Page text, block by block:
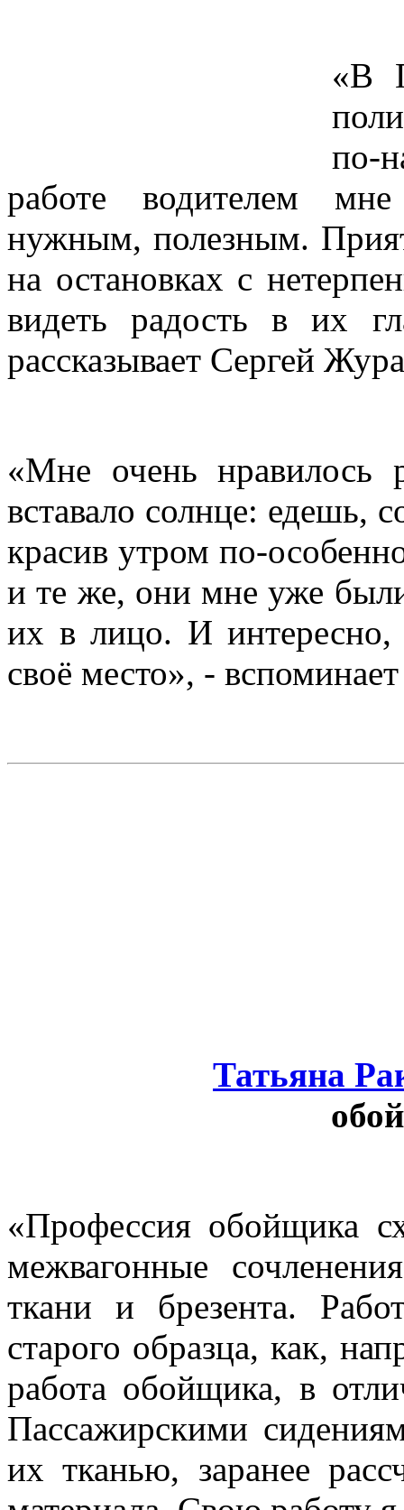
«В
по-
работе водителем мне
нужным, полезным.
на остановках с
видеть радость в их
рассказывает Сергей
«Мне очень нравилось
вставало солнце: едешь,
красив утром по-
и те же, они мне уже
их в лицо. И интересно,
своё место», -
Татьяна
«Профессия обойщика
межвагонные
ткани и брезента.
старого образца, как,
работа обойщика, в
Пассажирскими
их тканью, заранее